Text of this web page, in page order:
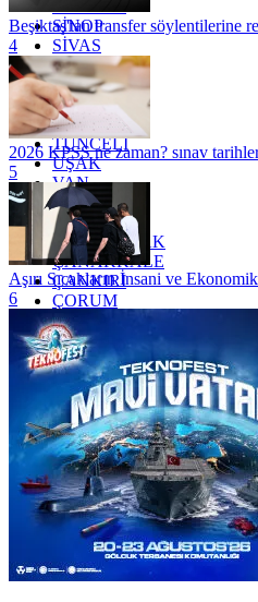
SİNOP
SİVAS
SİİRT
TEKİRDAĞ
TOKAT
TRABZON
TUNCELİ
UŞAK
VAN
YALOVA
YOZGAT
ZONGULDAK
ÇANAKKALE
ÇANKIRI
ÇORUM
İSTANBUL
İZMİR
ŞANLIURFA
ŞIRNAK
Beşiktaş'tan transfer söylentilerine
4
2026 KPSS ne zaman? sınav
5
Aşırı Sıcakların İnsani ve
6